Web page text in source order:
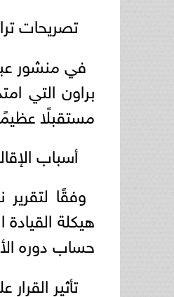
تصريحات
في منشور
مستقبلًا
أسباب
وفقًا
هيكلة
حساب دوره
تأثير